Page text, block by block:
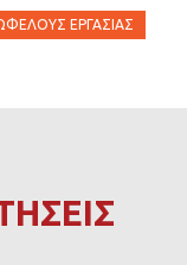
ΕΡΓΑΣΊΑΣ